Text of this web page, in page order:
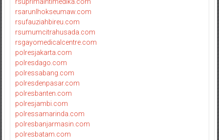
rsarunlhokseumaw.com
rsufauziahbireu.com
rsumumcitrahusada.com
rsgayomedicalcentre.com
polresjakarta.com
polresdago.com
polressabang.com
polresdenpasar.com
polresbanten.com
polresjambi.com
polressamarinda.com
polresbanjarmasin.com
polresbatam.com